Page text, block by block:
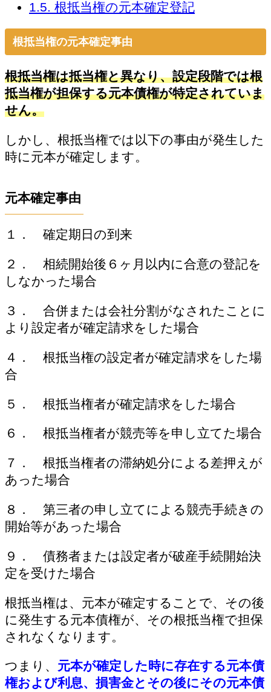
1.5. 根抵当権の元本確定登記
根抵当権の元本確定事由
根抵当権は抵当権と異なり、設定段階では根
抵当権が担保する元本債権が特定されていま
せん。
しかし、根抵当権では以下の事由が発生した
時に元本が確定します。
元本確定事由
１． 確定期日の到来
２． 相続開始後６ヶ月以内に合意の登記を
しなかった場合
３． 合併または会社分割がなされたことに
より設定者が確定請求をした場合
４． 根抵当権の設定者が確定請求をした場
合
５． 根抵当権者が確定請求をした場合
６． 根抵当権者が競売等を申し立てた場合
７． 根抵当権者の滞納処分による差押えが
あった場合
８． 第三者の申し立てによる競売手続きの
開始等があった場合
９． 債務者または設定者が破産手続開始決
定を受けた場合
根抵当権は、元本が確定することで、その後
に発生する元本債権が、その根抵当権で担保
されなくなります。
つまり、 元本が確定した時に存在する元本債
権および利息、損害金とその後にその元本債